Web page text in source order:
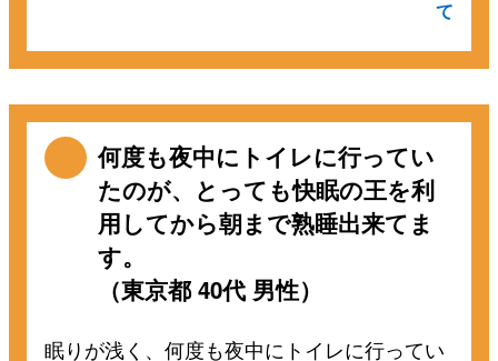
て
何度も夜中にトイレに行ってい
たのが、とっても快眠の王を利
用してから朝まで熟睡出来てま
す。
（東京都 40代 男性）
眠りが浅く、何度も夜中にトイレに行ってい